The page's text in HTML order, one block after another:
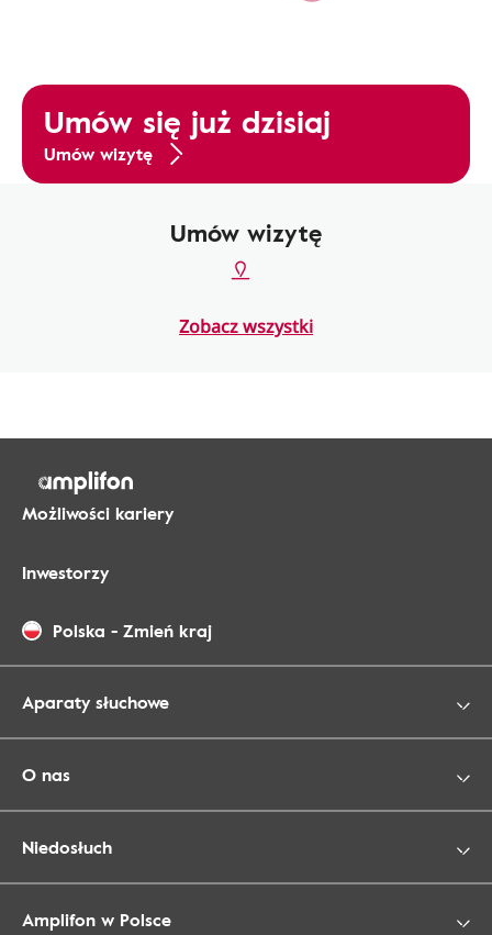
Umów się już dzisiaj
Umów wizytę
Umów wizytę
Zobacz wszystki
Możliwości kariery
Inwestorzy
Polska - Zmień kraj
Aparaty słuchowe
O nas
Niedosłuch
Amplifon w Polsce